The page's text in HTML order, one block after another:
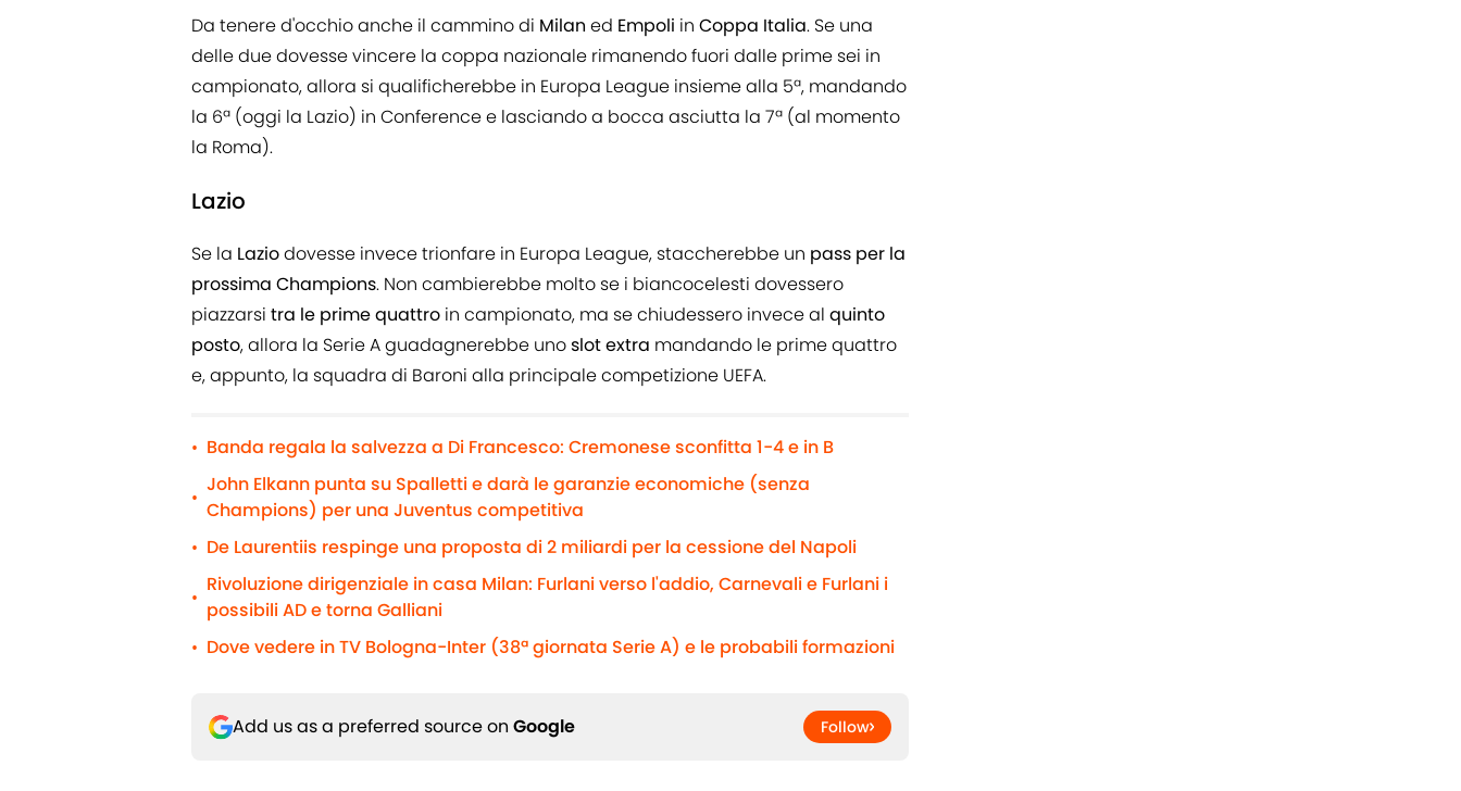
Da tenere d'occhio anche il cammino di Milan ed Empoli in Coppa Italia. Se una
delle due dovesse vincere la coppa nazionale rimanendo fuori dalle prime sei in
campionato, allora si qualificherebbe in Europa League insieme alla 5ª, mandando
la 6ª (oggi la Lazio) in Conference e lasciando a bocca asciutta la 7ª (al momento
la Roma).
Lazio
Se la Laziodovesse invece trionfare in Europa League, staccherebbe un pass per la
prossima Champions. Non cambierebbe molto se i biancocelesti dovessero
piazzarsi tra le prime quattro in campionato, ma se chiudessero invece al quinto
posto, allora la Serie A guadagnerebbe unoslot extra mandando le prime quattro
e, appunto, la squadra di Baroni alla principale competizione UEFA.
• Banda regala la salvezza a Di Francesco: Cremonese sconfitta 1-4 e in B
•
John Elkann punta su Spalletti e darà le garanzie economiche (senza
Champions) per una Juventus competitiva
• De Laurentiis respinge una proposta di 2 miliardi per la cessione del Napoli
•
Rivoluzione dirigenziale in casa Milan: Furlani verso l'addio, Carnevali e Furlani i
possibili AD e torna Galliani
• Dove vedere in TV Bologna-Inter (38ª giornata Serie A) e le probabili formazioni
Add us as a preferred source on Google Follow